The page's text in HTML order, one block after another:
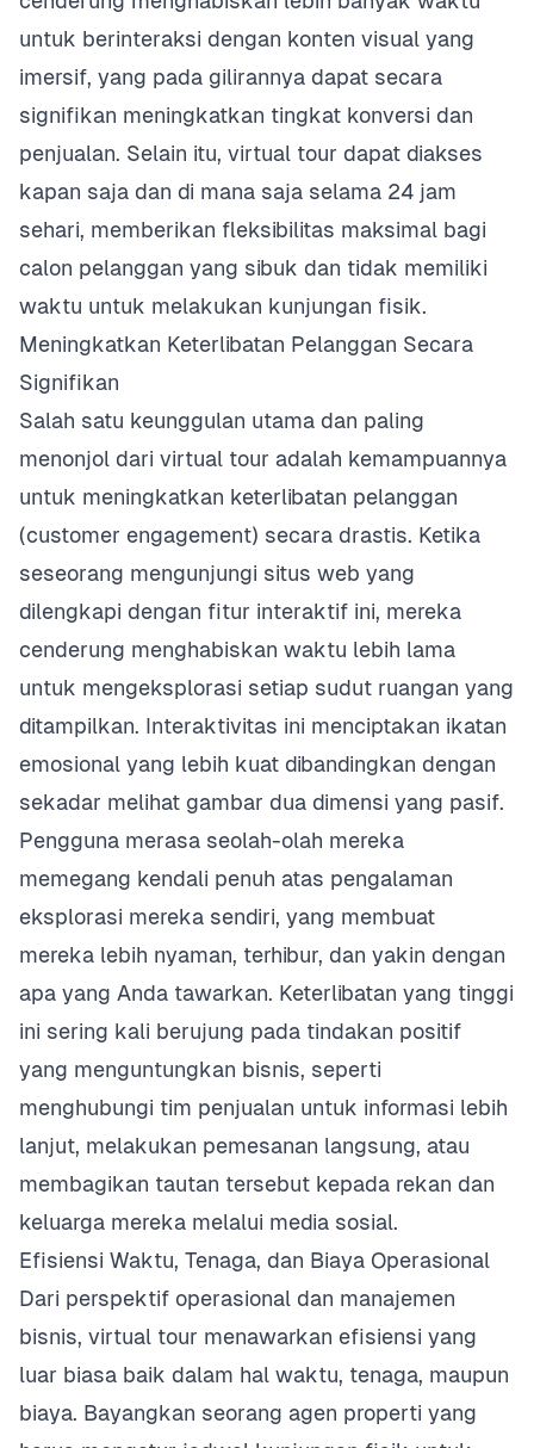
untuk berinteraksi dengan konten visual yang
imersif, yang pada gilirannya dapat secara
signifikan meningkatkan tingkat konversi dan
penjualan. Selain itu, virtual tour dapat diakses
kapan saja dan di mana saja selama 24 jam
sehari, memberikan fleksibilitas maksimal bagi
calon pelanggan yang sibuk dan tidak memiliki
waktu untuk melakukan kunjungan fisik.
Meningkatkan Keterlibatan Pelanggan Secara
Signifikan
Salah satu keunggulan utama dan paling
menonjol dari virtual tour adalah kemampuannya
untuk meningkatkan keterlibatan pelanggan
(customer engagement) secara drastis. Ketika
seseorang mengunjungi situs web yang
dilengkapi dengan fitur interaktif ini, mereka
cenderung menghabiskan waktu lebih lama
untuk mengeksplorasi setiap sudut ruangan yang
ditampilkan. Interaktivitas ini menciptakan ikatan
emosional yang lebih kuat dibandingkan dengan
sekadar melihat gambar dua dimensi yang pasif.
Pengguna merasa seolah-olah mereka
memegang kendali penuh atas pengalaman
eksplorasi mereka sendiri, yang membuat
mereka lebih nyaman, terhibur, dan yakin dengan
apa yang Anda tawarkan. Keterlibatan yang tinggi
ini sering kali berujung pada tindakan positif
yang menguntungkan bisnis, seperti
menghubungi tim penjualan untuk informasi lebih
lanjut, melakukan pemesanan langsung, atau
membagikan tautan tersebut kepada rekan dan
keluarga mereka melalui media sosial.
Efisiensi Waktu, Tenaga, dan Biaya Operasional
Dari perspektif operasional dan manajemen
bisnis, virtual tour menawarkan efisiensi yang
luar biasa baik dalam hal waktu, tenaga, maupun
biaya. Bayangkan seorang agen properti yang